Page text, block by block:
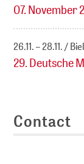
07. November
26.11. – 28.11.
29. Deutsche
Contact